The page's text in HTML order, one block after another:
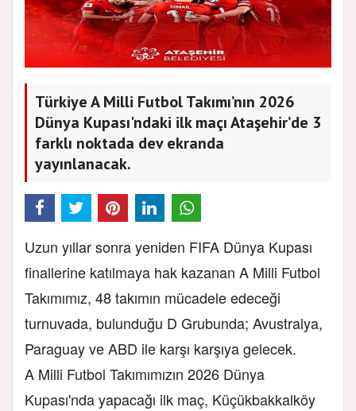
Türkiye A Milli Futbol Takımı’nın 2026
Dünya Kupası'ndaki ilk maçı Ataşehir’de 3
farklı noktada dev ekranda
yayınlanacak.
Uzun yıllar sonra yeniden FIFA Dünya Kupası
finallerine katılmaya hak kazanan A Milli Futbol
Takımımız, 48 takımın mücadele edeceği
turnuvada, bulunduğu D Grubunda; Avustralya,
Paraguay ve ABD ile karşı karşıya gelecek.
A Milli Futbol Takımımızın 2026 Dünya
Kupası'nda yapacağı ilk maç, Küçükbakkalköy